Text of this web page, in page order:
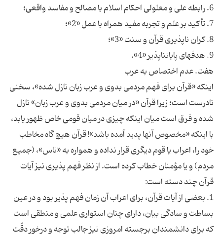
6. رابطه على و معلولى احكام اسلام با مصالح و مفاسد واقعى؛
7. تأكيد بر علم و تجربه مفيد همراه با عمل «2»؛
8. كران ناپذيرى قرآن و سنت «3»؛
9. هدف‏هاى پايان‏ناپذير «4».
هفت. عدم اختصاص به عرب‏
اينكه «قرآن براى فهم مردمى بدوى و عرب زبان نازل شده»، سخنى
نادرست است؛ زيرا قرآن «در ميان مردمى بدوى و عرب زبان» نازل
شده و فرق است ميان اينكه چيزى در ميان قومى خاص ظهور يابد،
با اينكه «مخصوص آنها پديد آمده‏ باشد»! قرآن هيچ گاه مخاطب
خود را، اعراب يا قوم ديگرى قرار نداده و همواره به «ناس»، (جميع
مردم) و يا مؤمنان خطاب كرده است. از نظر فهم پذيرى نيز آيات
قرآن چند دسته است:
1. بعضى از آيات قرآن، براى اعراب آن زمان فهم پذير بود و در عين
بساطت و سادگى بيان، داراى چنان استوارى علمى و منطقى است
كه براى دانشمندان برجسته امروزى نيز جالب توجه و درخور دقّت